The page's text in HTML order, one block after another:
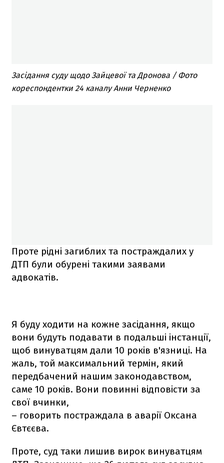
Засідання суду щодо Зайцевої та Дронова / Фото
кореспондентки 24 каналу Анни Черненко
Проте рідні загиблих та постраждалих у
ДТП були обурені такими заявами
адвокатів.
Я буду ходити на кожне засідання, якщо
вони будуть подавати в подальші інстанції,
щоб винуватцям дали 10 років в'язниці. На
жаль, той максимальний термін, який
передбачений нашим законодавством,
саме 10 років. Вони повинні відповісти за
свої вчинки,
– говорить постраждала в аварії Оксана
Євтєєва.
Проте, суд таки лишив вирок винуватцям